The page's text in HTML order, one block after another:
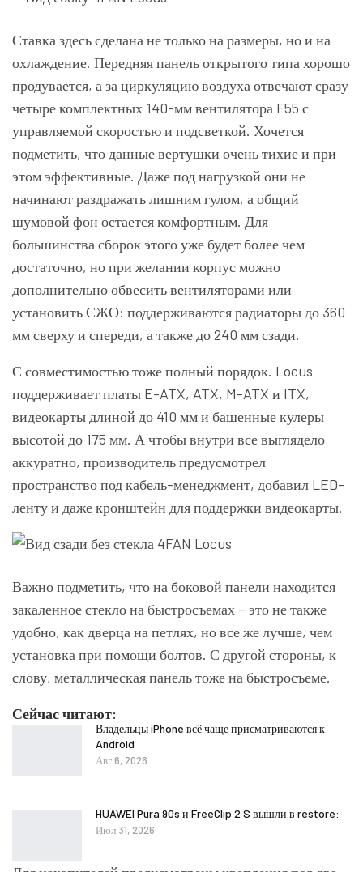
Ставка здесь сделана не только на размеры, но и на
охлаждение. Передняя панель открытого типа хорошо
продувается, а за циркуляцию воздуха отвечают сразу
четыре комплектных 140-мм вентилятора F55 с
управляемой скоростью и подсветкой. Хочется
подметить, что данные вертушки очень тихие и при
этом эффективные. Даже под нагрузкой они не
начинают раздражать лишним гулом, а общий
шумовой фон остается комфортным. Для
большинства сборок этого уже будет более чем
достаточно, но при желании корпус можно
дополнительно обвесить вентиляторами или
установить СЖО: поддерживаются радиаторы до 360
мм сверху и спереди, а также до 240 мм сзади.
С совместимостью тоже полный порядок. Locus
поддерживает платы E-ATX, ATX, M-ATX и ITX,
видеокарты длиной до 410 мм и башенные кулеры
высотой до 175 мм. А чтобы внутри все выглядело
аккуратно, производитель предусмотрел
пространство под кабель-менеджмент, добавил LED-
ленту и даже кронштейн для поддержки видеокарты.
Важно подметить, что на боковой панели находится
закаленное стекло на быстросъемах – это не также
удобно, как дверца на петлях, но все же лучше, чем
установка при помощи болтов. С другой стороны, к
слову, металлическая панель тоже на быстросъеме.
Сейчас читают:
Владельцы iPhone всё чаще присматриваются к
Android
Авг 6, 2026
HUAWEI Pura 90s и FreeClip 2 S вышли в restore:
Июл 31, 2026